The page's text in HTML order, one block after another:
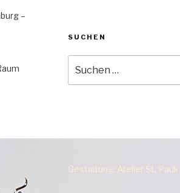
–
SUCHEN
nach: